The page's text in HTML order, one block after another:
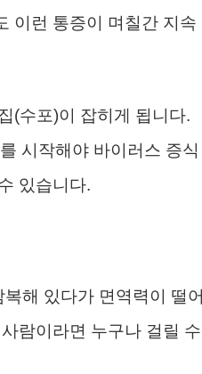
이런 통증이 며칠간 지속
(수포)이 잡히게 됩니다.
시작해야 바이러스 증식
있습니다.
해 있다가 면역력이 떨어
람이라면 누구나 걸릴 수